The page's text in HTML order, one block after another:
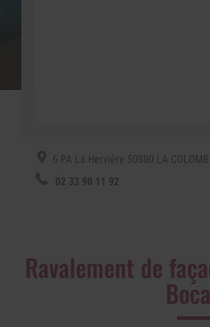
6 PA La Hervière 50800
LA
02 33 90 11 92
Ravalement de